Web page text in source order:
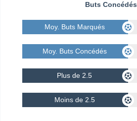
Buts Concédés
Moy. Buts Marqués
Moy. Buts Concédés
Plus de 2.5
Moins de 2.5